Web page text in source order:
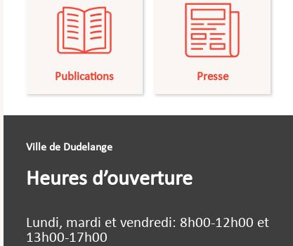
Publications Presse
Ville de Dudelange
Heures d’ouverture
Lundi, mardi et vendredi: 8h00-12h00 et
13h00-17h00